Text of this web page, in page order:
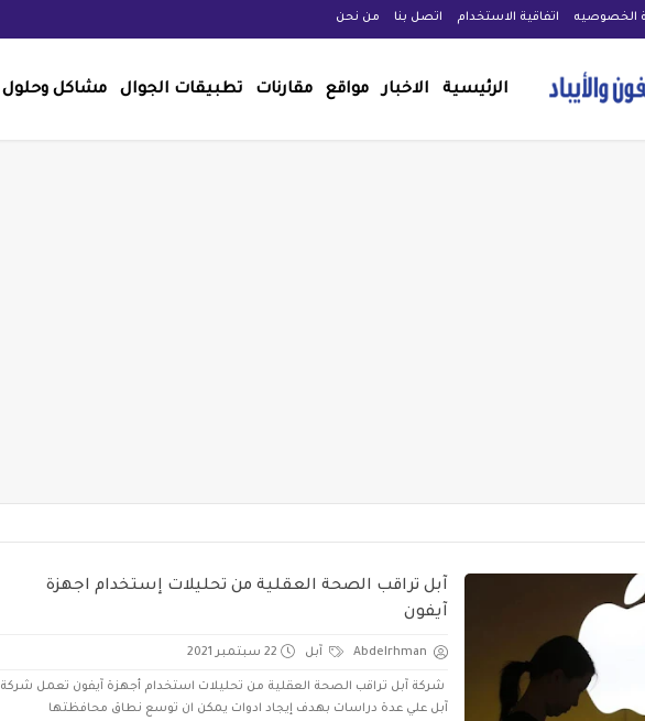
الخصوصيه اتفاقية الاستخدام اتصل بنا من نحن
الرئيسية الاخبار مواقع مقارنات تطبيقات الجوال مشاكل وحلول
آبل تراقب الصحة العقلية من تحليلات إستخدام اجهزة
آيفون
Abdelrhman آبل 22 سبتمبر 2021
شركة آبل تراقب الصحة العقلية من تحليلات استخدام أجهزة آيفون تعمل شركة
آبل علي عدة دراسات بهدف إيجاد ادوات يمكن ان توسع نطاق محافظتها